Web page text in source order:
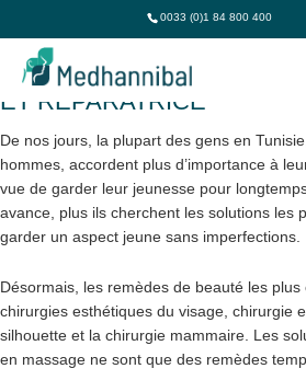
0033 (0)1 84 800 400
BESOIN EN CHIRURGIE
ET RÉPARATRICE
De nos jours, la plupart des gens en
hommes, accordent plus d’importance à
vue de garder leur jeunesse pour
avance, plus ils cherchent les solutions les
garder un aspect jeune sans imperfections.
Désormais, les remèdes de beauté les plus
chirurgies esthétiques du visage, chirurgie
silhouette et la chirurgie mammaire. Les
en massage ne sont que des remèdes